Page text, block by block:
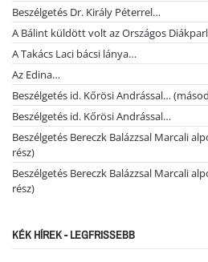
Beszélgetés Dr. Király Péterrel…
A Bálint küldött volt az Országos
A Takács Laci bácsi lánya…
Az Edina…
Beszélgetés id. Kőrösi Andrással…
Beszélgetés id. Kőrösi Andrással…
Beszélgetés Bereczk Balázzsal Marcali
rész)
Beszélgetés Bereczk Balázzsal Marcali
rész)
KÉK HÍREK - LEGFRISSEBB